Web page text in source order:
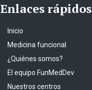
Enlaces rápidos
Inicio
Medicina funcional
¿Quiénes somos?
El equipo FunMedDev
Nuestros centros